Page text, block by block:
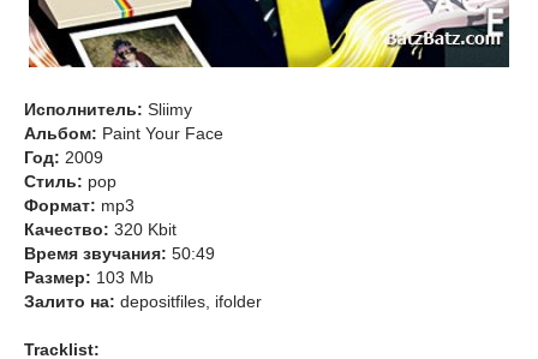
Исполнитель: Sliimy
Альбом: Paint Your Face
Год: 2009
Стиль: pop
Формат: mp3
Качество: 320 Kbit
Время звучания: 50:49
Размер: 103 Mb
Залито на: depositfiles, ifolder
Tracklist: